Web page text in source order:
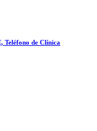
Teléfono de Clínica